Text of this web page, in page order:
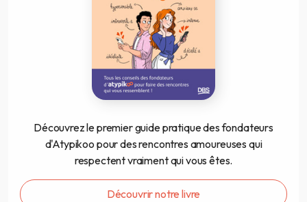
Découvrez le premier guide pratique des fondateurs
d'Atypikoo pour des rencontres amoureuses qui
respectent vraiment qui vous êtes.
Découvrir notre livre